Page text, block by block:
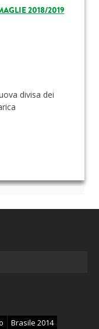
2018/2019
divisa dei
Brasile 2014